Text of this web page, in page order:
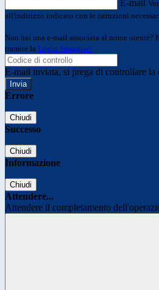
E-mail
all'indirizzo indicato con le istruzioni
Non hai una e-mail associata al nome utente?
tramite la Login Spaggiari
E-mail inviata, si prega di controllare la
Errore
Chiudi
Successo
Chiudi
Informazione
Chiudi
Attendere...
Attendere il completamento